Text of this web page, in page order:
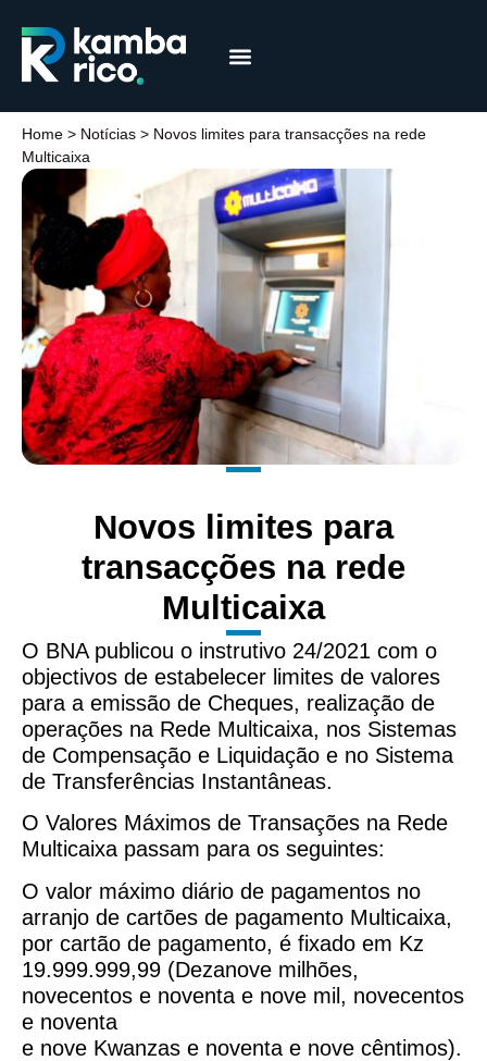
Home > Notícias > Novos limites para transacções na rede
Multicaixa
Novos limites para
transacções na rede
Multicaixa
O BNA publicou o instrutivo 24/2021 com o
objectivos de estabelecer limites de valores
para a emissão de Cheques, realização de
operações na Rede Multicaixa, nos Sistemas
de Compensação e Liquidação e no Sistema
de Transferências Instantâneas.
O Valores Máximos de Transações na Rede
Multicaixa passam para os seguintes:
O valor máximo diário de pagamentos no
arranjo de cartões de pagamento Multicaixa,
por cartão de pagamento, é fixado em Kz
19.999.999,99 (Dezanove milhões,
novecentos e noventa e nove mil, novecentos
e noventa
e nove Kwanzas e noventa e nove cêntimos).